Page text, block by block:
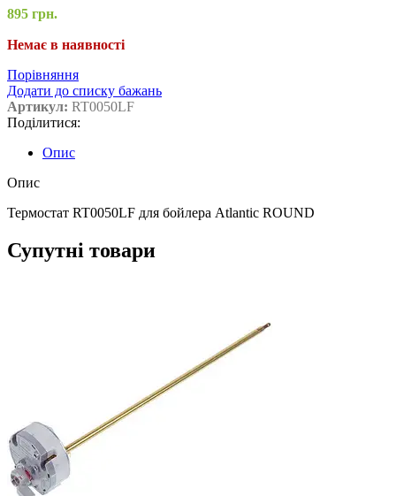
895 грн.
Немає в наявності
Порівняння
Додати до списку бажань
Артикул: RT0050LF
Поділитися:
Опис
Опис
Термостат RT0050LF для бойлера Atlantic ROUND
Супутні товари